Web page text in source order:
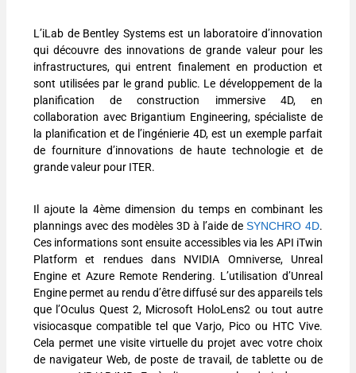
L’iLab de Bentley Systems est un laboratoire d’innovation
qui découvre des innovations de grande valeur pour les
infrastructures, qui entrent finalement en production et
sont utilisées par le grand public. Le développement de la
planification de construction immersive 4D, en
collaboration avec Brigantium Engineering, spécialiste de
la planification et de l’ingénierie 4D, est un exemple parfait
de fourniture d’innovations de haute technologie et de
grande valeur pour ITER.
Il ajoute la 4ème dimension du temps en combinant les
plannings avec des modèles 3D à l’aide de SYNCHRO 4D.
Ces informations sont ensuite accessibles via les API iTwin
Platform et rendues dans NVIDIA Omniverse, Unreal
Engine et Azure Remote Rendering. L’utilisation d’Unreal
Engine permet au rendu d’être diffusé sur des appareils tels
que l’Oculus Quest 2, Microsoft HoloLens2 ou tout autre
visiocasque compatible tel que Varjo, Pico ou HTC Vive.
Cela permet une visite virtuelle du projet avec votre choix
de navigateur Web, de poste de travail, de tablette ou de